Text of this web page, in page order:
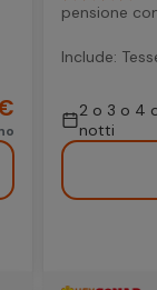
pensione
Include:
2 o 3 o 4
notti